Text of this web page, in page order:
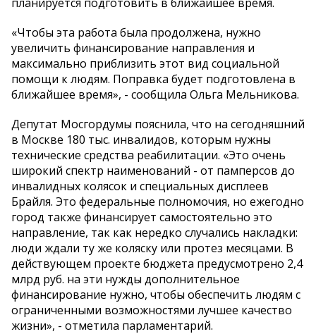
«Чтобы эта работа была продолжена, нужно
увеличить финансирование направления и
максимально приблизить этот вид социальной
помощи к людям. Поправка будет подготовлена в
ближайшее время», - сообщила Ольга Мельникова.
Депутат Мосгордумы пояснила, что на сегодняшний
в Москве 180 тыс. инвалидов, которым нужны
технические средства реабилитации. «Это очень
широкий спектр наименований - от памперсов до
инвалидных колясок и специальных дисплеев
Брайля. Это федеральные полномочия, но ежегодно
город также финансирует самостоятельно это
направление, так как нередко случались накладки:
люди ждали ту же коляску или протез месяцами. В
действующем проекте бюджета предусмотрено 2,4
млрд руб. на эти нужды дополнительное
финансирование нужно, чтобы обеспечить людям с
ограниченными возможностями лучшее качество
жизни», - отметила парламентарий.